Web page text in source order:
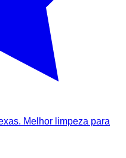
Melhor limpeza para